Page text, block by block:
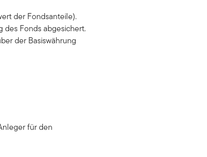
der Fondsanteile).
des Fonds abgesichert.
der Basiswährung
für den